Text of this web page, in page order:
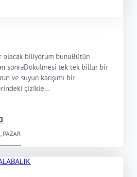
olacak biliyorum bunuBütün
sonraDökülmesi tek tek billur bir
ve suyun karışımı bir
çizikle...
PAZAR